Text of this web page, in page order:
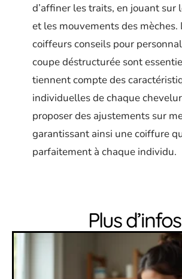
d’affiner les traits, en jouant sur
et les mouvements des mèches.
coiffeurs conseils pour
coupe déstructurée sont
tiennent compte des
individuelles de chaque
proposer des ajustements sur
garantissant ainsi une coiffure
parfaitement à chaque individu.
Plus d’infos